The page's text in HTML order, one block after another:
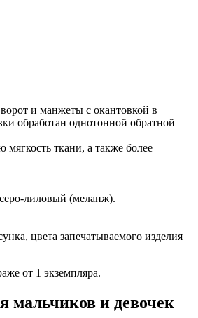
и манжеты с окантовкой в
обработан однотонной обратной
ткани, а также более
лиловый (меланж).
цвета запечатываемого изделия
от 1 экземпляра.
мальчиков и девочек